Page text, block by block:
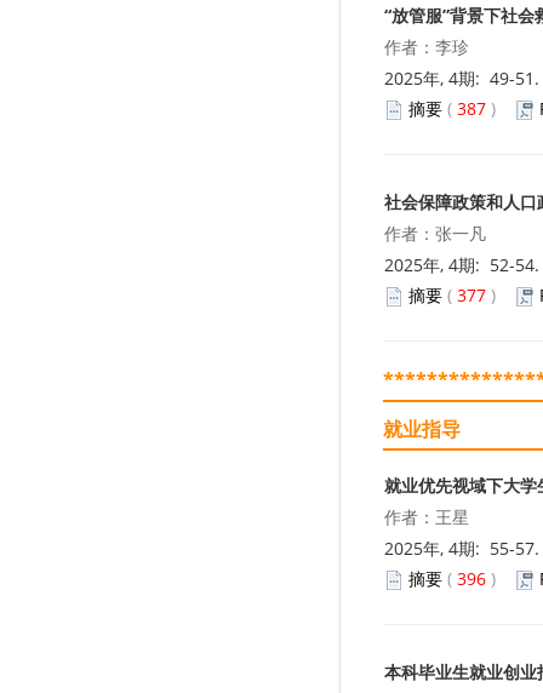
“放管服”背景下社
作者：李珍
2025年, 4期: 49-51.
摘要 ( 387 )
社会保障政策和人
作者：张一凡
2025年, 4期: 52-54.
摘要 ( 377 )
就业指导
就业优先视域下大
作者：王星
2025年, 4期: 55-57.
摘要 ( 396 )
本科毕业生就业创